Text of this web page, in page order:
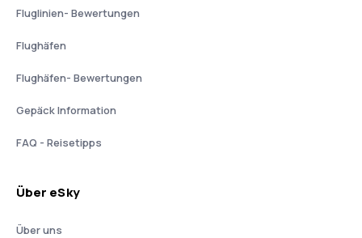
Fluglinien- Bewertungen
Flughäfen
Flughäfen- Bewertungen
Gepäck Information
FAQ - Reisetipps
Über eSky
Über uns